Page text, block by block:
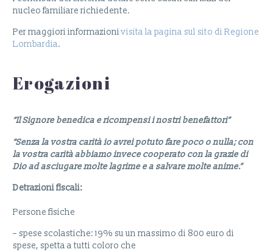
nucleo familiare richiedente.
Per maggiori informazionivisita la pagina sul sito di Regione
Lombardia.
Erogazioni
“Il Signore benedica e ricompensi i nostri benefattori”
“Senza la vostra carità io avrei potuto fare poco o nulla; con
la vostra carità abbiamo invece cooperato con la grazie di
Dio ad asciugare molte lagrime e a salvare molte anime.”
Detrazioni fiscali:
Persone fisiche
– spese scolastiche: 19% su un massimo di 800 euro di
spese, spetta a tutti coloro che